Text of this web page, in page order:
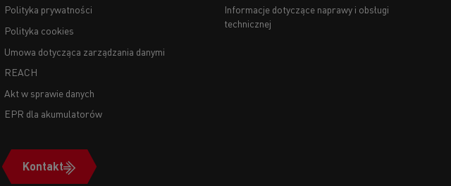
Polityka prywatności
Polityka cookies
Umowa dotycząca zarządzania danymi
REACH
Akt w sprawie danych
EPR dla akumulatorów
Informacje dotyczące naprawy i obsługi
technicznej
Kontakt